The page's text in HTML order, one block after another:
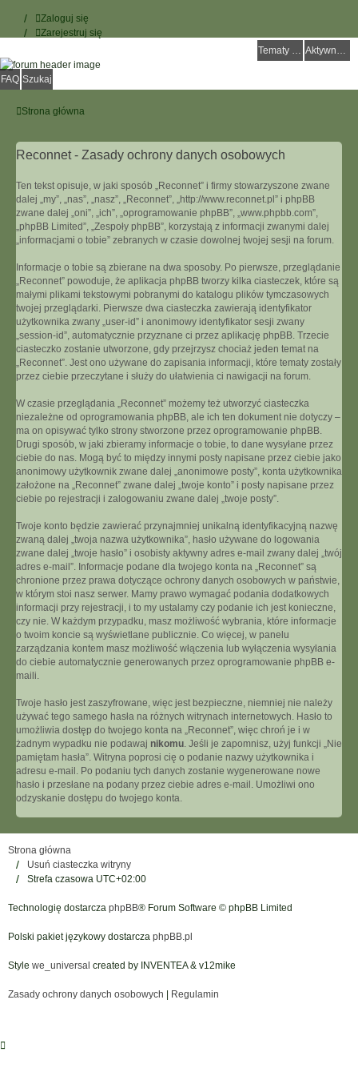
Zaloguj się
Zarejestruj się
Tematy bez odpowiedzi
Aktywne tematy
FAQ Szukaj
Strona główna
Reconnet - Zasady ochrony danych osobowych
Ten tekst opisuje, w jaki sposób „Reconnet” i firmy stowarzyszone zwane
dalej „my”, „nas”, „nasz”, „Reconnet”, „http://www.reconnet.pl” i phpBB
zwane dalej „oni”, „ich”, „oprogramowanie phpBB”, „www.phpbb.com”,
„phpBB Limited”, „Zespoły phpBB”, korzystają z informacji zwanymi dalej
„informacjami o tobie” zebranych w czasie dowolnej twojej sesji na forum.
Informacje o tobie są zbierane na dwa sposoby. Po pierwsze, przeglądanie
„Reconnet” powoduje, że aplikacja phpBB tworzy kilka ciasteczek, które są
małymi plikami tekstowymi pobranymi do katalogu plików tymczasowych
twojej przeglądarki. Pierwsze dwa ciasteczka zawierają identyfikator
użytkownika zwany „user-id” i anonimowy identyfikator sesji zwany
„session-id”, automatycznie przyznane ci przez aplikację phpBB. Trzecie
ciasteczko zostanie utworzone, gdy przejrzysz chociaż jeden temat na
„Reconnet”. Jest ono używane do zapisania informacji, które tematy zostały
przez ciebie przeczytane i służy do ułatwienia ci nawigacji na forum.
W czasie przeglądania „Reconnet” możemy też utworzyć ciasteczka
niezależne od oprogramowania phpBB, ale ich ten dokument nie dotyczy –
ma on opisywać tylko strony stworzone przez oprogramowanie phpBB.
Drugi sposób, w jaki zbieramy informacje o tobie, to dane wysyłane przez
ciebie do nas. Mogą być to między innymi posty napisane przez ciebie jako
anonimowy użytkownik zwane dalej „anonimowe posty”, konta użytkownika
założone na „Reconnet” zwane dalej „twoje konto” i posty napisane przez
ciebie po rejestracji i zalogowaniu zwane dalej „twoje posty”.
Twoje konto będzie zawierać przynajmniej unikalną identyfikacyjną nazwę
zwaną dalej „twoja nazwa użytkownika”, hasło używane do logowania
zwane dalej „twoje hasło” i osobisty aktywny adres e-mail zwany dalej „twój
adres e-mail”. Informacje podane dla twojego konta na „Reconnet” są
chronione przez prawa dotyczące ochrony danych osobowych w państwie,
w którym stoi nasz serwer. Mamy prawo wymagać podania dodatkowych
informacji przy rejestracji, i to my ustalamy czy podanie ich jest konieczne,
czy nie. W każdym przypadku, masz możliwość wybrania, które informacje
o twoim koncie są wyświetlane publicznie. Co więcej, w panelu
zarządzania kontem masz możliwość włączenia lub wyłączenia wysyłania
do ciebie automatycznie generowanych przez oprogramowanie phpBB e-
maili.
Twoje hasło jest zaszyfrowane, więc jest bezpieczne, niemniej nie należy
używać tego samego hasła na różnych witrynach internetowych. Hasło to
umożliwia dostęp do twojego konta na „Reconnet”, więc chroń je i w
żadnym wypadku nie podawaj nikomu. Jeśli je zapomnisz, użyj funkcji „Nie
pamiętam hasła”. Witryna poprosi cię o podanie nazwy użytkownika i
adresu e-mail. Po podaniu tych danych zostanie wygenerowane nowe
hasło i przesłane na podany przez ciebie adres e-mail. Umożliwi ono
odzyskanie dostępu do twojego konta.
Strona główna
Usuń ciasteczka witryny
Strefa czasowa UTC+02:00
Technologię dostarcza phpBB® Forum Software © phpBB Limited
Polski pakiet językowy dostarcza phpBB.pl
Style we_universal created by INVENTEA & v12mike
Zasady ochrony danych osobowych Regulamin